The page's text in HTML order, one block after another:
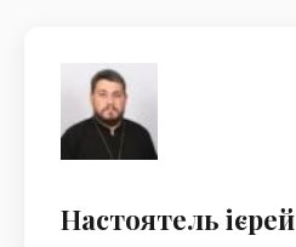
Настоятель ієрей